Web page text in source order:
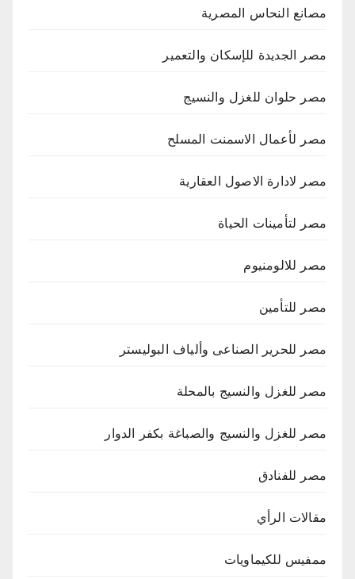
مصانع النحاس المصرية
مصر الجديدة للإسكان والتعمير
مصر حلوان للغزل والنسيج
مصر لأعمال الاسمنت المسلح
مصر لادارة الاصول العقارية
مصر لتأمينات الحياة
مصر للالومنيوم
مصر للتأمين
مصر للحرير الصناعى وألياف البوليستر
مصر للغزل والنسيج بالمحلة
مصر للغزل والنسيج والصباغة بكفر الدوار
مصر للفنادق
مقالات الرأي
ممفيس للكيماويات